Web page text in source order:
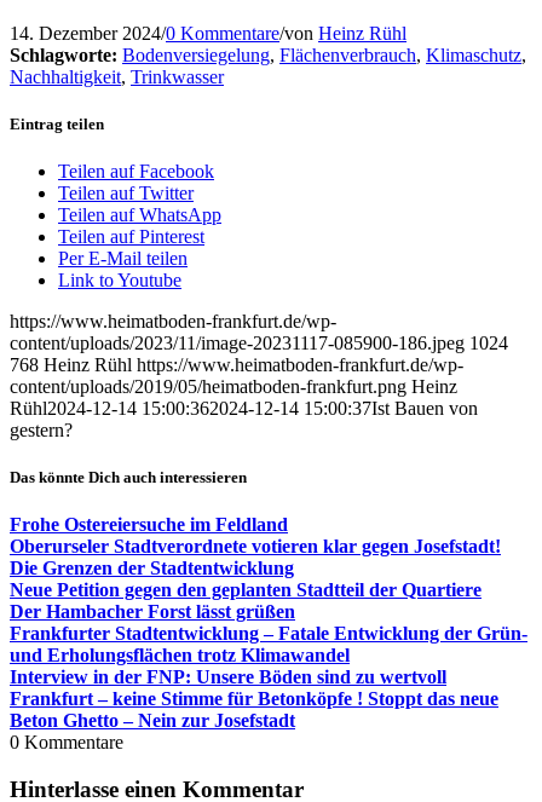
14. Dezember 2024/0 Kommentare/von Heinz Rühl
Schlagworte: Bodenversiegelung, Flächenverbrauch, Klimaschutz,
Nachhaltigkeit, Trinkwasser
Eintrag teilen
Teilen auf Facebook
Teilen auf Twitter
Teilen auf WhatsApp
Teilen auf Pinterest
Per E-Mail teilen
Link to Youtube
https://www.heimatboden-frankfurt.de/wp-
content/uploads/2023/11/image-20231117-085900-186.jpeg 1024
768 Heinz Rühl https://www.heimatboden-frankfurt.de/wp-
content/uploads/2019/05/heimatboden-frankfurt.png Heinz
Rühl2024-12-14 15:00:362024-12-14 15:00:37Ist Bauen von
gestern?
Das könnte Dich auch interessieren
Frohe Ostereiersuche im Feldland
Oberurseler Stadtverordnete votieren klar gegen Josefstadt!
Die Grenzen der Stadtentwicklung
Neue Petition gegen den geplanten Stadtteil der Quartiere
Der Hambacher Forst lässt grüßen
Frankfurter Stadtentwicklung – Fatale Entwicklung der Grün-
und Erholungsflächen trotz Klimawandel
Interview in der FNP: Unsere Böden sind zu wertvoll
Frankfurt – keine Stimme für Betonköpfe ! Stoppt das neue
Beton Ghetto – Nein zur Josefstadt
0 Kommentare
Hinterlasse einen Kommentar